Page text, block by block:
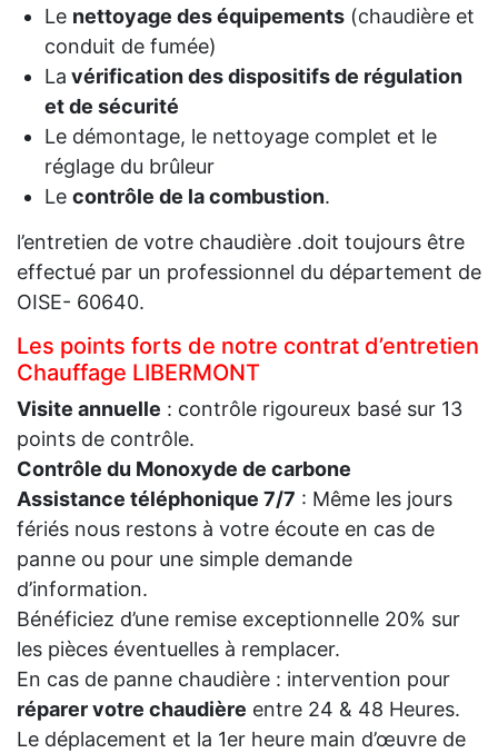
Le nettoyage des équipements(chaudière et
conduit de fumée)
La vérification des dispositifs de régulation
et de sécurité
Le démontage, le nettoyage complet et le
réglage du brûleur
Le contrôle de la combustion.
l’entretien de votre chaudière .doit toujours être
effectué par un professionnel du département de
OISE- 60640.
Les points forts de notre contrat d’entretien
Chauffage LIBERMONT
Visite annuelle : contrôle rigoureux basé sur 13
points de contrôle.
Contrôle du Monoxyde de carbone
Assistance téléphonique 7/7 : Même les jours
fériés nous restons à votre écoute en cas de
panne ou pour une simple demande
d’information.
Bénéficiez d’une remise exceptionnelle 20% sur
les pièces éventuelles à remplacer.
En cas de panne chaudière : intervention pour
réparer votre chaudière entre 24 & 48 Heures.
Le déplacement et la 1er heure main d’œuvre de